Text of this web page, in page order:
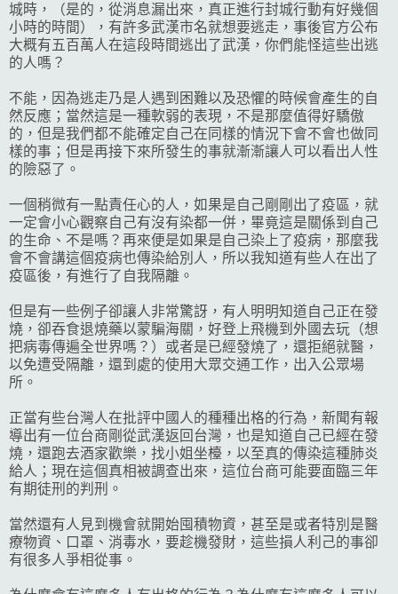
城時，（是的，從消息漏出來，真正進行封城行動有好幾個
小時的時間），有許多武漢市名就想要逃走，事後官方公布
大概有五百萬人在這段時間逃出了武漢，你們能怪這些出逃
的人嗎？
不能，因為逃走乃是人遇到困難以及恐懼的時候會產生的自
然反應；當然這是一種軟弱的表現，不是那麼值得好驕傲
的，但是我們都不能確定自己在同樣的情況下會不會也做同
樣的事；但是再接下來所發生的事就漸漸讓人可以看出人性
的險惡了。
一個稍微有一點責任心的人，如果是自己剛剛出了疫區，就
一定會小心觀察自己有沒有染都一併，畢竟這是關係到自己
的生命、不是嗎？再來便是如果是自己染上了疫病，那麼我
會不會講這個疫病也傳染給別人，所以我知道有些人在出了
疫區後，有進行了自我隔離。
但是有一些例子卻讓人非常驚訝，有人明明知道自己正在發
燒，卻吞食退燒藥以蒙騙海關，好登上飛機到外國去玩（想
把病毒傳遍全世界嗎？）或者是已經發燒了，還拒絕就醫，
以免遭受隔離，還到處的使用大眾交通工作，出入公眾場
所。
正當有些台灣人在批評中國人的種種出格的行為，新聞有報
導出有一位台商剛從武漢返回台灣，也是知道自己已經在發
燒，還跑去酒家歡樂，找小姐坐檯，以至真的傳染這種肺炎
給人；現在這個真相被調查出來，這位台商可能要面臨三年
有期徒刑的判刑。
當然還有人見到機會就開始囤積物資，甚至是或者特別是醫
療物資、口罩、消毒水，要趁機發財，這些損人利己的事卻
有很多人爭相從事。